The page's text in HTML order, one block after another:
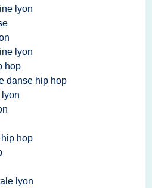
lyon
lyon
hop
danse hip hop
hop
lyon